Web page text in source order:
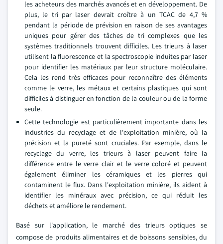
les acheteurs des marchés avancés et en développement. De
plus, le tri par laser devrait croître à un TCAC de 4,7 %
pendant la période de prévision en raison de ses avantages
uniques pour gérer des tâches de tri complexes que les
systèmes traditionnels trouvent difficiles. Les trieurs à laser
utilisent la fluorescence et la spectroscopie induites par laser
pour identifier les matériaux par leur structure moléculaire.
Cela les rend très efficaces pour reconnaître des éléments
comme le verre, les métaux et certains plastiques qui sont
difficiles à distinguer en fonction de la couleur ou de la forme
seule.
Cette technologie est particulièrement importante dans les
industries du recyclage et de l'exploitation minière, où la
précision et la pureté sont cruciales. Par exemple, dans le
recyclage du verre, les trieurs à laser peuvent faire la
différence entre le verre clair et le verre coloré et peuvent
également éliminer les céramiques et les pierres qui
contaminent le flux. Dans l'exploitation minière, ils aident à
identifier les minéraux avec précision, ce qui réduit les
déchets et améliore le rendement.
Basé sur l'application, le marché des trieurs optiques se
compose de produits alimentaires et de boissons sensibles, du